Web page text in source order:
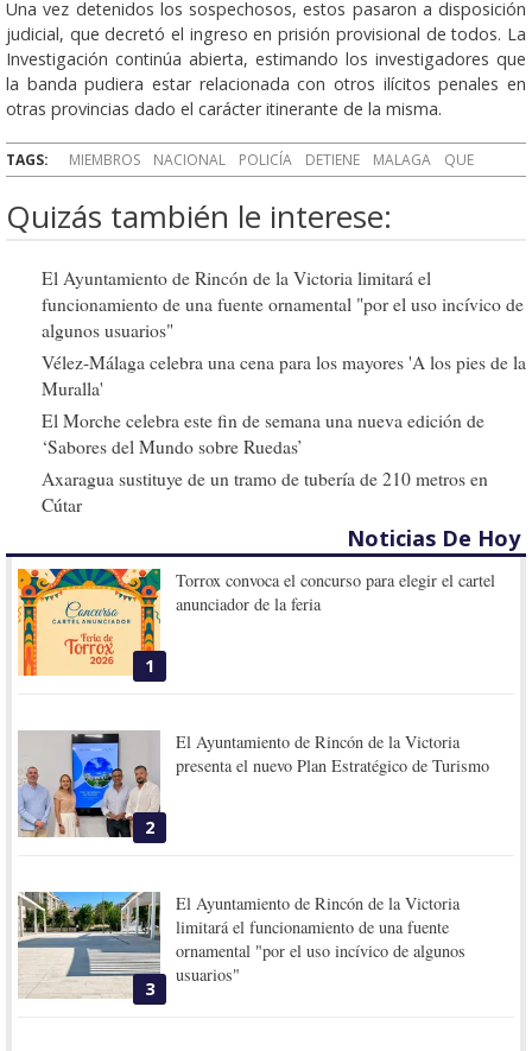
Una vez detenidos los sospechosos, estos pasaron a disposición
judicial, que decretó el ingreso en prisión provisional de todos. La
Investigación continúa abierta, estimando los investigadores que
la banda pudiera estar relacionada con otros ilícitos penales en
otras provincias dado el carácter itinerante de la misma.
TAGS: MIEMBROS NACIONAL POLICÍA DETIENE MALAGA QUE
Quizás también le interese:
El Ayuntamiento de Rincón de la Victoria limitará el
funcionamiento de una fuente ornamental "por el uso incívico de
algunos usuarios"
Vélez-Málaga celebra una cena para los mayores 'A los pies de la
Muralla'
El Morche celebra este fin de semana una nueva edición de
‘Sabores del Mundo sobre Ruedas’
Axaragua sustituye de un tramo de tubería de 210 metros en
Cútar
Noticias De Hoy
1
Torrox convoca el concurso para elegir el cartel
anunciador de la feria
2
El Ayuntamiento de Rincón de la Victoria
presenta el nuevo Plan Estratégico de Turismo
3
El Ayuntamiento de Rincón de la Victoria
limitará el funcionamiento de una fuente
ornamental "por el uso incívico de algunos
usuarios"